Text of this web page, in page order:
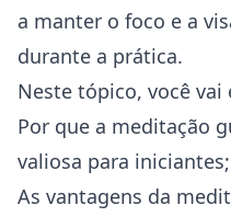
a manter o foco e a
durante a prática.
Neste tópico, você
Por que a meditação
valiosa para iniciantes;
As vantagens da